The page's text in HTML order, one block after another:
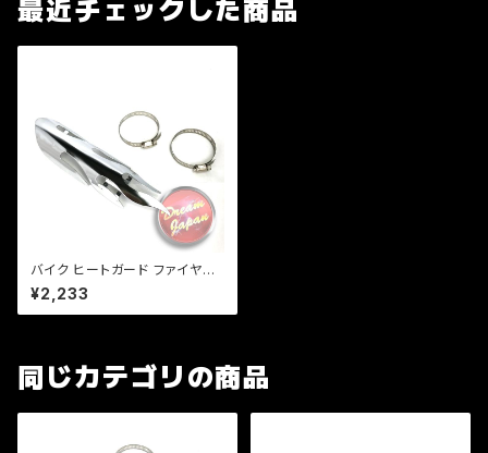
最近チェックした商品
バイク ヒートガード ファイヤー
パターン 【シルバー】 マフラーガ
ード バンド取り付けサイズ40〜
65mm/a311 クリックポスト
¥2,233
同じカテゴリの商品